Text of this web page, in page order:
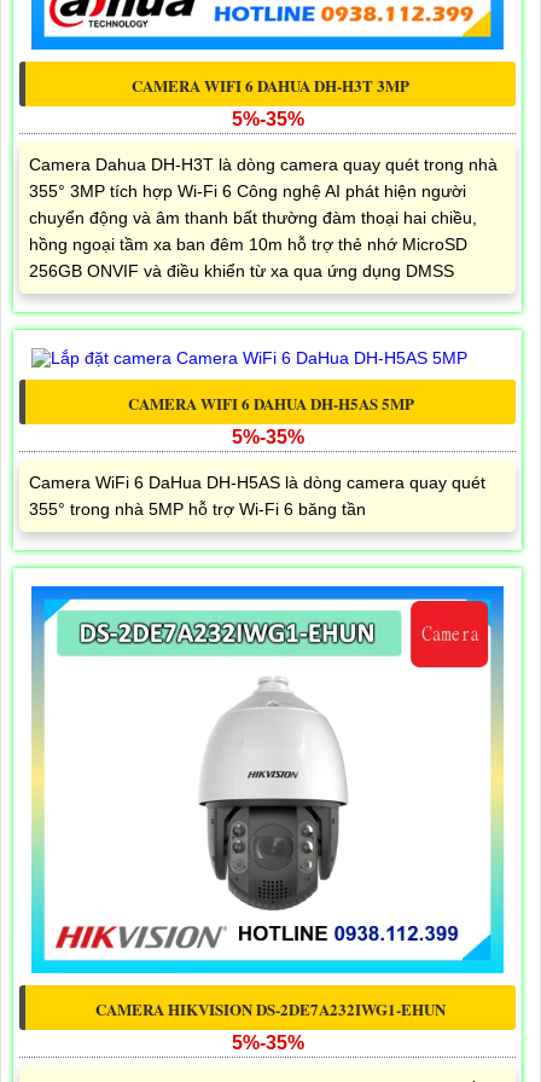
CAMERA WIFI 6 DAHUA DH-H3T 3MP
5%-35%
Camera Dahua DH-H3T là dòng camera quay quét trong nhà
355° 3MP tích hợp Wi-Fi 6 Công nghệ AI phát hiện người
chuyển động và âm thanh bất thường đàm thoại hai chiều,
hồng ngoại tầm xa ban đêm 10m hỗ trợ thẻ nhớ MicroSD
256GB ONVIF và điều khiển từ xa qua ứng dụng DMSS
CAMERA WIFI 6 DAHUA DH-H5AS 5MP
5%-35%
Camera WiFi 6 DaHua DH-H5AS là dòng camera quay quét
355° trong nhà 5MP hỗ trợ Wi-Fi 6 băng tần
CAMERA HIKVISION DS-2DE7A232IWG1-EHUN
5%-35%